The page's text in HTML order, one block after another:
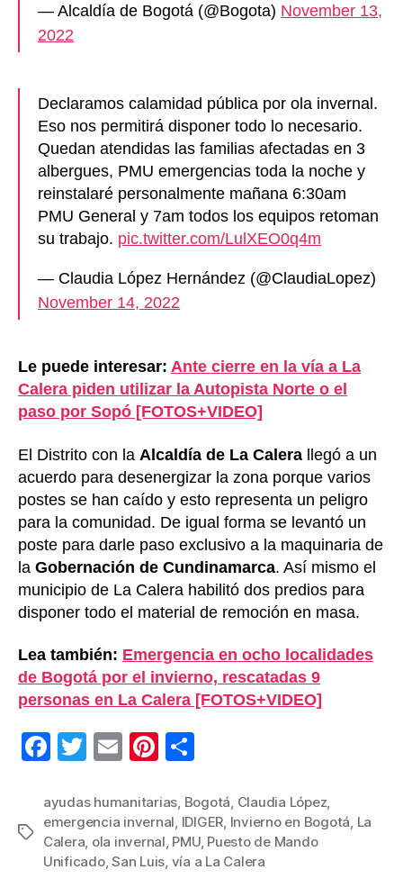
— Alcaldía de Bogotá (@Bogota) November 13,
2022
Declaramos calamidad pública por ola invernal.
Eso nos permitirá disponer todo lo necesario.
Quedan atendidas las familias afectadas en 3
albergues, PMU emergencias toda la noche y
reinstalaré personalmente mañana 6:30am
PMU General y 7am todos los equipos retoman
su trabajo. pic.twitter.com/LulXEO0q4m
— Claudia López Hernández (@ClaudiaLopez)
November 14, 2022
Le puede interesar: Ante cierre en la vía a La
Calera piden utilizar la Autopista Norte o el
paso por Sopó [FOTOS+VIDEO]
El Distrito con la Alcaldía de La Calera llegó a un
acuerdo para desenergizar la zona porque varios
postes se han caído y esto representa un peligro
para la comunidad. De igual forma se levantó un
poste para darle paso exclusivo a la maquinaria de
la Gobernación de Cundinamarca. Así mismo el
municipio de La Calera habilitó dos predios para
disponer todo el material de remoción en masa.
Lea también: Emergencia en ocho localidades
de Bogotá por el invierno, rescatadas 9
personas en La Calera [FOTOS+VIDEO]
F
c
e
b
T
tt
er
E
ail
Pi
er
e
st
m
p
ar
Etiquetas
ayudas humanitarias Bogotá Claudia López
emergencia invernal IDIGER Invierno en Bogotá La
Calera ola invernal PMU, Puesto de Mando
Unificado,San Luis vía a La Calera